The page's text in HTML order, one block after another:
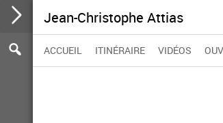
Jean-Christophe Attias
contenu
rendre
à
ACCUEIL ITINÉRAIRE VIDÉOS
Participer
Rechercher : Rechercher